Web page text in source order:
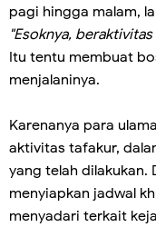
pagi hingga malam,
"Esoknya,
Itu tentu membuat
menjalaninya.
Karenanya para
aktivitas tafakur,
yang telah dilakukan.
menyiapkan jadwal
menyadari terkait